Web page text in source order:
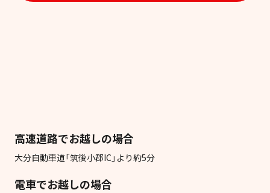
高速道路でお越しの場合
大分自動車道「筑後小郡IC」より約5分
電車でお越しの場合